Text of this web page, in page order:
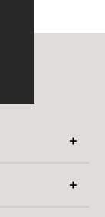
＋
＋